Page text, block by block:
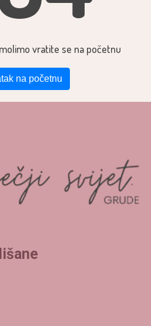
vratite se na početnu
na početnu